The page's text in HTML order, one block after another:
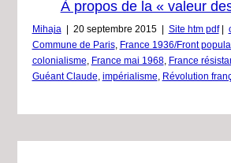
À propos de la « valeur
Mihaja 20 septembre 2015 Site htm pdf
Commune de Paris, France 1936/Front
colonialisme
France mai 1968, France
Guéant Claude impérialisme Révolution